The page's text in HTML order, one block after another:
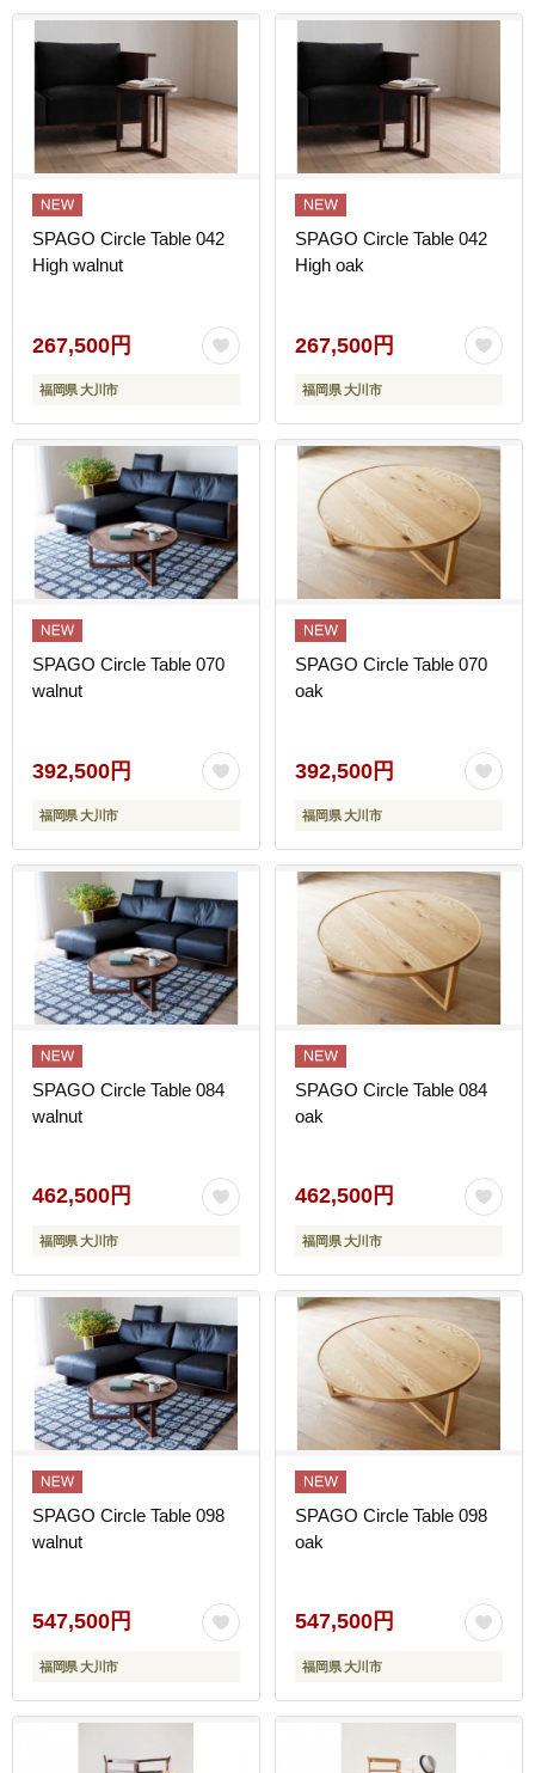
SPAGO Circle Table 042
High walnut
267,500円
福岡県 大川市
SPAGO Circle Table 042
High oak
267,500円
福岡県 大川市
SPAGO Circle Table 070
walnut
392,500円
福岡県 大川市
SPAGO Circle Table 070
oak
392,500円
福岡県 大川市
SPAGO Circle Table 084
walnut
462,500円
福岡県 大川市
SPAGO Circle Table 084
oak
462,500円
福岡県 大川市
SPAGO Circle Table 098
walnut
547,500円
福岡県 大川市
SPAGO Circle Table 098
oak
547,500円
福岡県 大川市